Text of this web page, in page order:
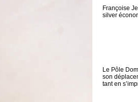
Françoise
silver
Le Pôle
son
tant en